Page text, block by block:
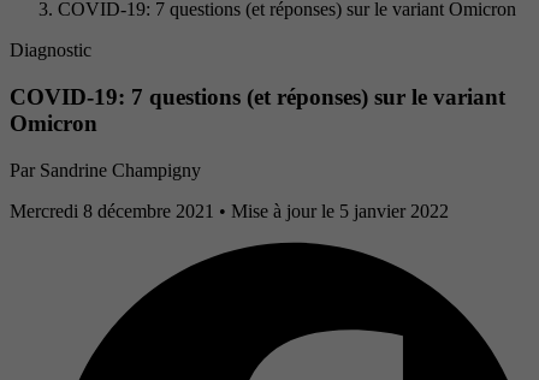
COVID-19: 7 questions (et réponses) sur le variant Omicron
Diagnostic
COVID-19: 7 questions (et réponses) sur le variant
Omicron
Par Sandrine Champigny
Mercredi 8 décembre 2021 • Mise à jour le 5 janvier 2022